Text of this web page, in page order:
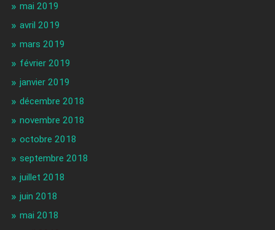
mai 2019
avril 2019
mars 2019
février 2019
janvier 2019
décembre 2018
novembre 2018
octobre 2018
septembre 2018
juillet 2018
juin 2018
mai 2018